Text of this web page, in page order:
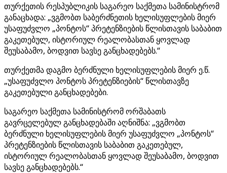
თურქეთის რესპუბლიკის საგარეო საქმეთა სამინისტრომ
განაცხადა: „ვგმობთ საბერძნეთის ხელისუფლების მიერ
უსაფუძვლო „პონტოს“ პრეტენზიების წლისთავის საბაბით
გაკეთებულ, ისტორიულ რეალობასთან ყოვლად
შეუსაბამო, ბოდვით სავსე განცხადებებს.“
თურქეთმა დაგმო ბერძნული ხელისუფლების მიერ ე.წ.
„უსაფუძვლო პონტოს პრეტენზიების“ წლისთავზე
გაკეთებული განცხადებები.
საგარეო საქმეთა სამინისტრომ ორშაბათს
გავრცელებულ განცხადებაში აღნიშნა: „ვგმობთ
ბერძნული ხელისუფლების მიერ უსაფუძვლო „პონტოს“
პრეტენზიების წლისთავის საბაბით გაკეთებულ,
ისტორიულ რეალობასთან ყოვლად შეუსაბამო, ბოდვით
სავსე განცხადებებს.“